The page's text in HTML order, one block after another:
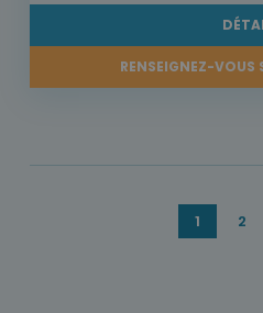
RENSEIGNEZ-VOUS
1 2